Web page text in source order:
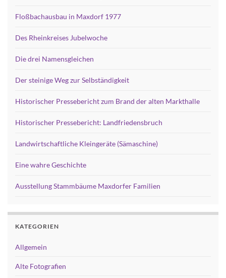
Floßbachausbau in Maxdorf 1977
Des Rheinkreises Jubelwoche
Die drei Namensgleichen
Der steinige Weg zur Selbständigkeit
Historischer Pressebericht zum Brand der alten Markthalle
Historischer Pressebericht: Landfriedensbruch
Landwirtschaftliche Kleingeräte (Sämaschine)
Eine wahre Geschichte
Ausstellung Stammbäume Maxdorfer Familien
KATEGORIEN
Allgemein
Alte Fotografien